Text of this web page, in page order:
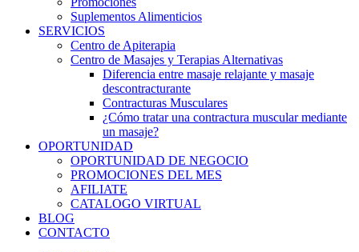
Suplementos Alimenticios
SERVICIOS
Centro de Apiterapia
Centro de Masajes y Terapias Alternativas
Diferencia entre masaje relajante y masaje
descontracturante
Contracturas Musculares
¿Cómo tratar una contractura muscular mediante
un masaje?
OPORTUNIDAD
OPORTUNIDAD DE NEGOCIO
PROMOCIONES DEL MES
AFILIATE
CATALOGO VIRTUAL
BLOG
CONTACTO